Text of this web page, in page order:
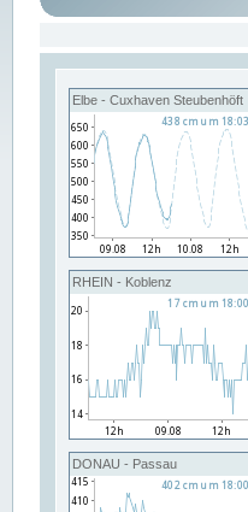
Elbe - Cuxhaven Steubenhöft
RHEIN - Koblenz
DONAU - Passau